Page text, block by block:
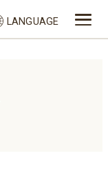
LANGUAGE